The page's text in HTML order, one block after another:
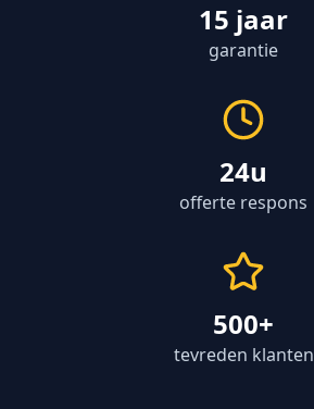
15 jaar
garantie
24u
offerte respons
500+
tevreden klanten